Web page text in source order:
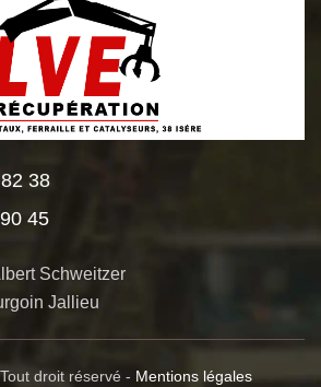
38
45
Schweitzer
Jallieu
droit réservé - Mentions légales